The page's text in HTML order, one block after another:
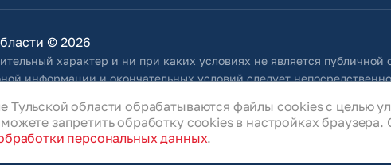
© 2026
характер и ни при каких условиях не является
информации и окончательных условий следует
оставляет за собой право в любое время без специального
размещенную во всех разделах данного сайта.
Тульской области обрабатываются файлы cookies с целью
запретить обработку cookies в настройках
персональных данных.